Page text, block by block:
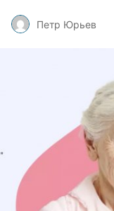
Петр Юрьев